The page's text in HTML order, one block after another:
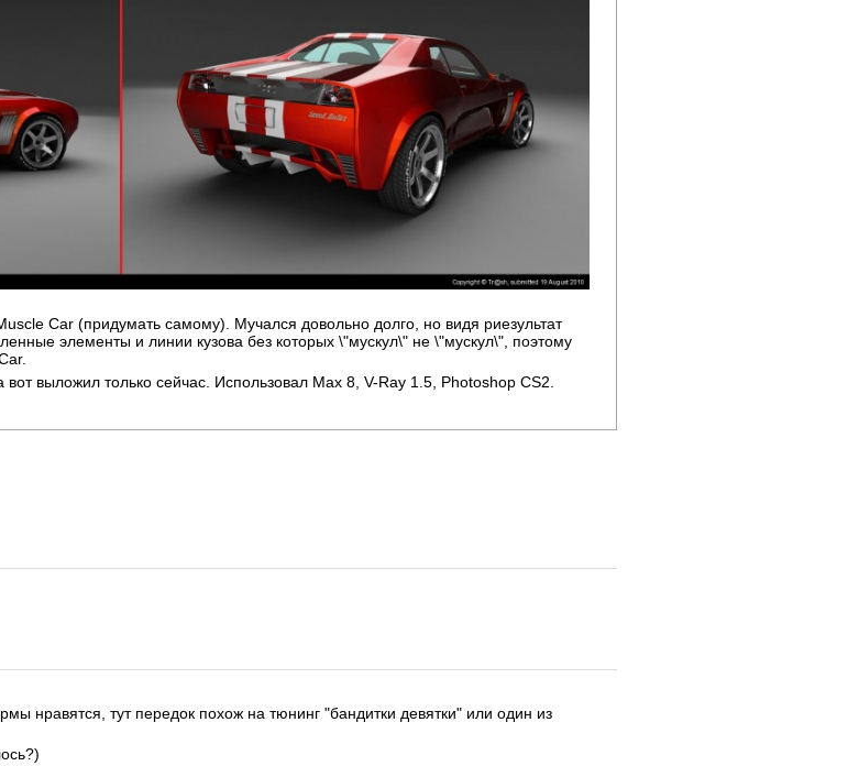
Car (придумать самому). Мучался довольно долго, но видя риезультат
элементы и линии кузова без которых \"мускул\" не \"мускул\", поэтому
выложил только сейчас. Использовал Max 8, V-Ray 1.5, Photoshop CS2.
нравятся, тут передок похож на тюнинг "бандитки девятки" или один из